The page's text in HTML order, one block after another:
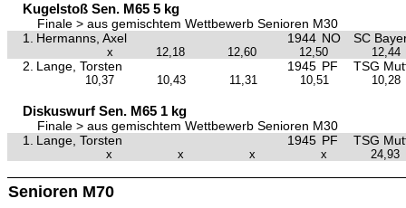
Kugelstoß Sen. M65 5 kg
Finale > aus gemischtem Wettbewerb Senioren M30
1.
Hermanns, Axel 1944 NO SC
x 12,18 12,60 12,50 12,44
2. Lange, Torsten 1945 PF TSG
10,37 10,43 11,31 10,51 10,28
Diskuswurf Sen. M65 1 kg
Finale > aus gemischtem Wettbewerb Senioren M30
1.
Lange, Torsten 1945 PF TSG
x x x x 24,93
Senioren M70